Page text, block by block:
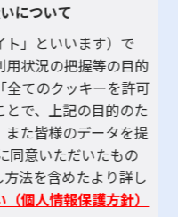
について
ト」といいます）で
用状況の把握等の目的
全てのクッキーを許可
で、上記の目的のた
た皆様のデータを提
同意いただいたもの
法を含めたより詳し
個人情報保護方針）